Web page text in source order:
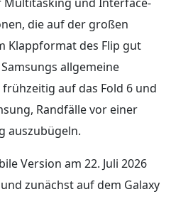
die auf der großen
Klappformat des Flip gut
allgemeine
auf das Fold 6 und
Randfälle vor einer
auszubügeln.
Version am 22. Juli 2026
zunächst auf dem Galaxy